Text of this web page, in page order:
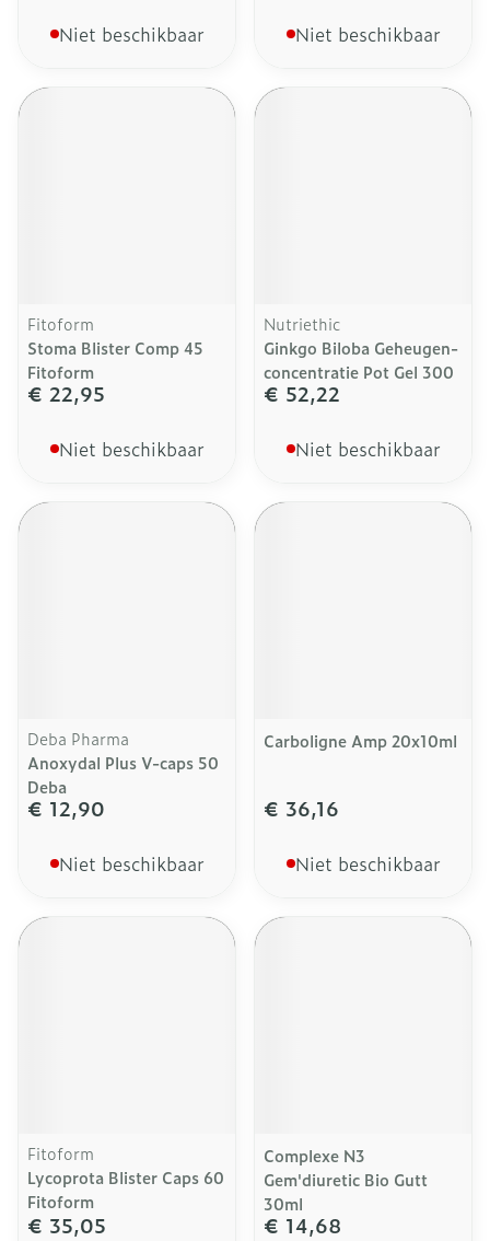
Niet beschikbaar Niet beschikbaar
Fitoform
Stoma Blister Comp 45
Fitoform
€ 22,95
Niet beschikbaar
Nutriethic
Ginkgo Biloba Geheugen-
concentratie Pot Gel 300
€ 52,22
Niet beschikbaar
Deba Pharma
Anoxydal Plus V-caps 50
Deba
€ 12,90
Niet beschikbaar
Carboligne Amp 20x10ml
€ 36,16
Niet beschikbaar
Fitoform
Lycoprota Blister Caps 60
Fitoform
€ 35,05
Complexe N3
Gem'diuretic Bio Gutt
30ml
€ 14,68